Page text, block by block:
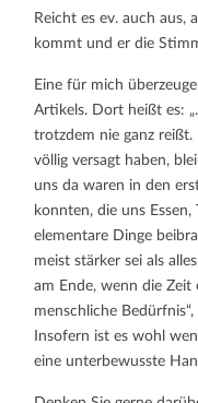
Reicht es ev. auch aus,
kommt und er die
Eine für mich
Artikels. Dort heißt es:
trotzdem nie ganz
völlig versagt haben,
uns da waren in den
konnten, die uns
elementare Dinge
meist stärker sei als
am Ende, wenn die Zeit
menschliche
Insofern ist es wohl
eine unterbewusste